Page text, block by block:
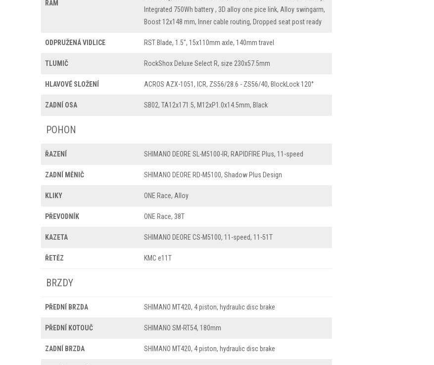
RÁM
Integrated 750Wh battery , 3D alloy one pice link, Alloy swingarm,
Boost 12x148 mm, Inner cable routing, Dropped seat post ready
ODPRUŽENÁ VIDLICE RST Blade, 1.5", 15x110mm axle, 140mm travel
TLUMIČ RockShox Deluxe Select R, size 230x57.5mm
HLAVOVÉ SLOŽENÍ ACROS AZX-1051, ICR, ZS56/28.6 - ZS56/40, BlockLock 120°
ZADNÍ OSA SB02, TA12x171.5, M12xP1.0x14.5mm, Black
POHON
ŘAZENÍ SHIMANO DEORE SL-M5100-IR, RAPIDFIRE Plus, 11-speed
ZADNÍ MĚNIČ SHIMANO DEORE RD-M5100, Shadow Plus Design
KLIKY ONE Race, Alloy
PŘEVODNÍK ONE Race, 38T
KAZETA SHIMANO DEORE CS-M5100, 11-speed, 11-51T
ŘETĚZ KMC e11T
BRZDY
PŘEDNÍ BRZDA SHIMANO MT420, 4 piston, hydraulic disc brake
PŘEDNÍ KOTOUČ SHIMANO SM-RT54, 180mm
ZADNÍ BRZDA SHIMANO MT420, 4 piston, hydraulic disc brake